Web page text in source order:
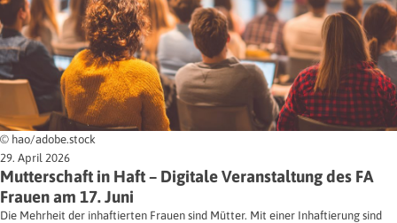
© hao/adobe.stock
29. April 2026
Mutterschaft in Haft – Digitale Veranstaltung des FA
Frauen am 17. Juni
Die Mehrheit der inhaftierten Frauen sind Mütter. Mit einer Inhaftierung sind